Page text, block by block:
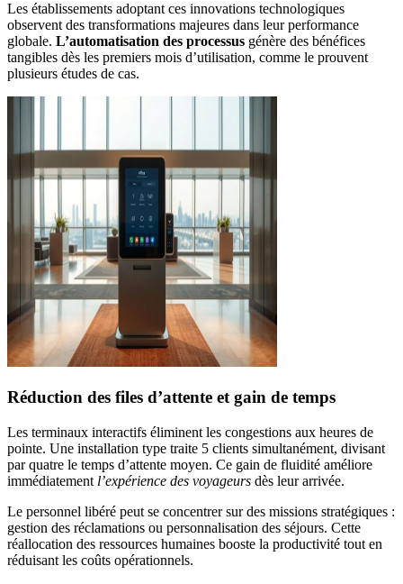
Les établissements adoptant ces innovations technologiques
observent des transformations majeures dans leur performance
globale. L’automatisation des processus génère des bénéfices
tangibles dès les premiers mois d’utilisation, comme le prouvent
plusieurs études de cas.
Réduction des files d’attente et gain de temps
Les terminaux interactifs éliminent les congestions aux heures de
pointe. Une installation type traite 5 clients simultanément, divisant
par quatre le temps d’attente moyen. Ce gain de fluidité améliore
immédiatement l’expérience des voyageurs dès leur arrivée.
Le personnel libéré peut se concentrer sur des missions stratégiques :
gestion des réclamations ou personnalisation des séjours. Cette
réallocation des ressources humaines booste la productivité tout en
réduisant les coûts opérationnels.